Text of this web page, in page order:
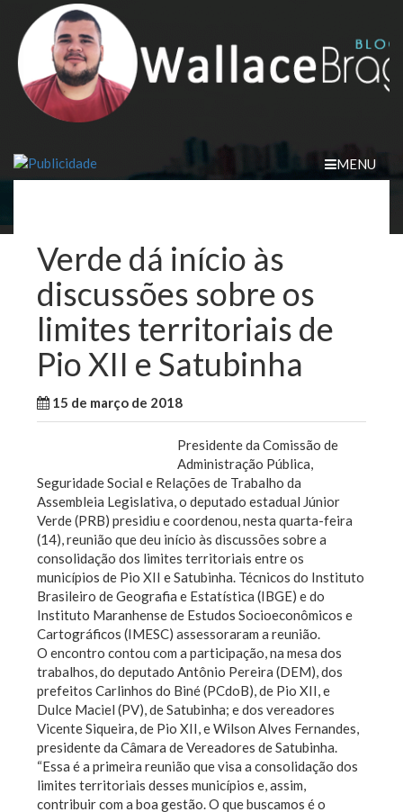
content
MENU
Verde dá início às
discussões sobre os
limites territoriais de
Pio XII e Satubinha
15 de março de 2018
Presidente da Comissão de
Administração Pública,
Seguridade Social e Relações de Trabalho da
Assembleia Legislativa, o deputado estadual Júnior
Verde (PRB) presidiu e coordenou, nesta quarta-feira
(14), reunião que deu início às discussões sobre a
consolidação dos limites territoriais entre os
municípios de Pio XII e Satubinha. Técnicos do Instituto
Brasileiro de Geografia e Estatística (IBGE) e do
Instituto Maranhense de Estudos Socioeconômicos e
Cartográficos (IMESC) assessoraram a reunião.
O encontro contou com a participação, na mesa dos
trabalhos, do deputado Antônio Pereira (DEM), dos
prefeitos Carlinhos do Biné (PCdoB), de Pio XII, e
Dulce Maciel (PV), de Satubinha; e dos vereadores
Vicente Siqueira, de Pio XII, e Wilson Alves Fernandes,
presidente da Câmara de Vereadores de Satubinha.
“Essa é a primeira reunião que visa a consolidação dos
limites territoriais desses municípios e, assim,
contribuir com a boa gestão. O que buscamos é o